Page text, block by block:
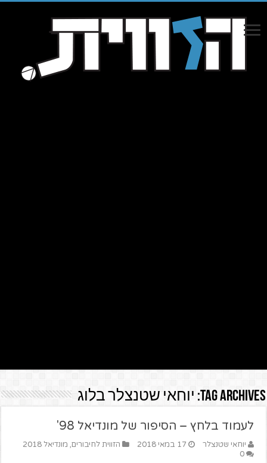
Tag Archives: יוחאי שטנצלר בלוג
לעמוד בלחץ – הסיפור של מונדיאל 98'
יוחאי שטנצלר 17 במאי 2018 הזווית לחיבורים, מונדיאל 2018
0